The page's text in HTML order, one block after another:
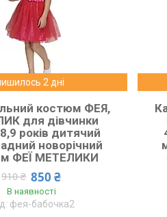
2 дні
костюм ФЕЯ,
для дівчинки
років дитячий
новорічний
ФЕЇ МЕТЕЛИКИ
910 ₴ 850 ₴
В наявності
фея-бабочка2